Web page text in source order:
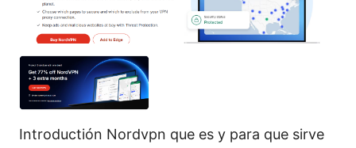
Introductión Nordvpn que es y para que sirve